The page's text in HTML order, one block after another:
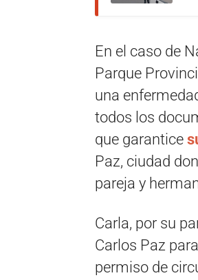
En el caso de
Parque
una
todos los
que garantice
Paz, ciudad
pareja y
Carla, por su
Carlos Paz
permiso de